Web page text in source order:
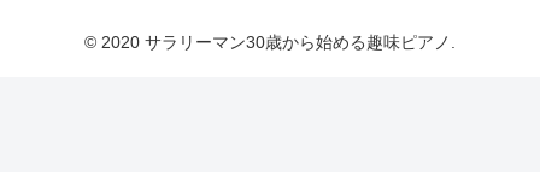
© 2020 サラリーマン30歳から始める趣味ピアノ.